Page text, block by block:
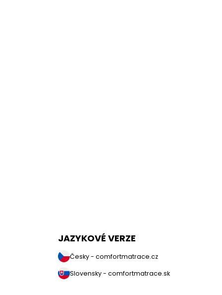
JAZYKOVÉ VERZE
Česky - comfortmatrace.cz
Slovensky - comfortmatrace.sk